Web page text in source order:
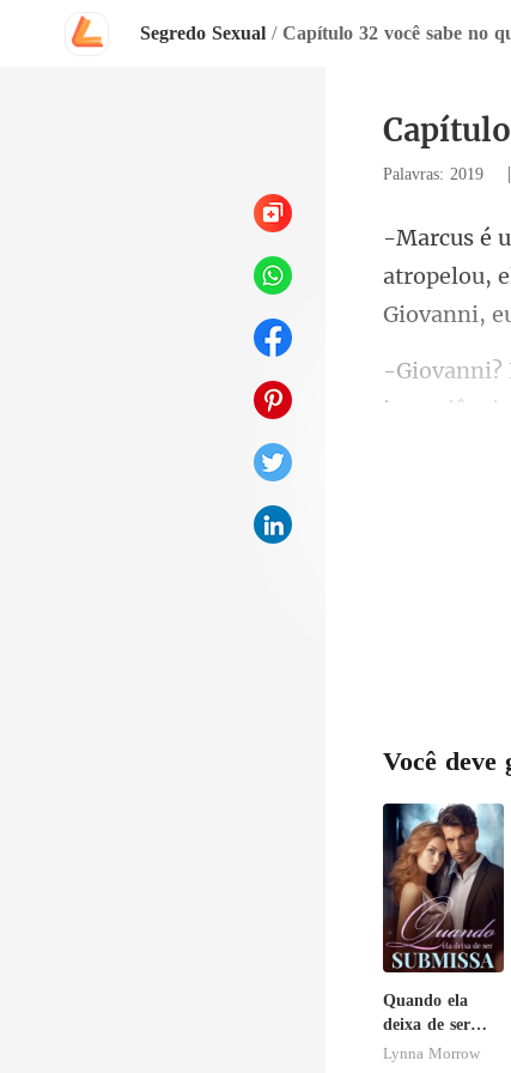
Segredo Sexual / Capítulo 32 você sabe no
Palavras: 2019
atropelou,
Você deve
Quando ela
deixa de ser
submissa
Lynna Morrow